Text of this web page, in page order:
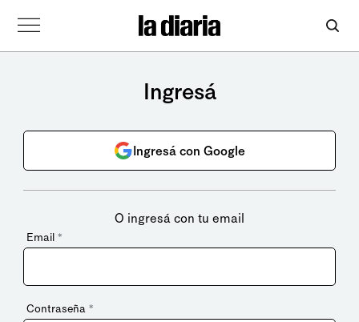
Ingresá
Ingresá con Google
O ingresá con tu email
Email *
Contraseña *